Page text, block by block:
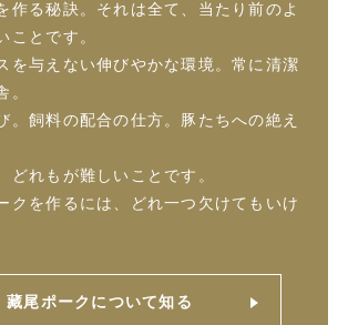
作る秘訣。それは全て、当たり前のよ
ことです。
を与えない伸びやかな環境。常に清潔
。
。飼料の配合の仕方。豚たちへの絶え
どれもが難しいことです。
クを作るには、どれ一つ欠けてもいけ
藏尾ポークについて知る